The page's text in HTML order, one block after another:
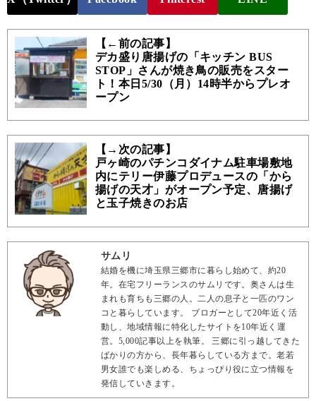
【←前の記事】
デカ盛り唐揚げの「キッチン BUS
STOP」さんが焼き鳥の販売をスター
ト！本日5/30（月）14時半からプレオ
ープン
【→次の記事】
戸ヶ崎のパチンコダイナム駐車場敷地
内にテリー伊藤プロデュースの「から
揚げの天才」がオープン予定、唐揚げ
と玉子焼きのお店
サムリ
結婚を機に埼玉県三郷市に暮らし始めて、約20
年。在宅フリーランスのサムリです。奥さんは生
まれも育ちも三郷の人。二人の息子と一匹のワン
コと暮らしています。 ブロガーとして20年近く活
動し、地域情報に特化したサイトを10年近く運
営。5,000記事以上を執筆。 三郷に引っ越してきた
ばかりの方から、長年暮らしている方まで。老若
男女誰でも楽しめる、ちょっぴり役に立つ情報を
発信していきます。